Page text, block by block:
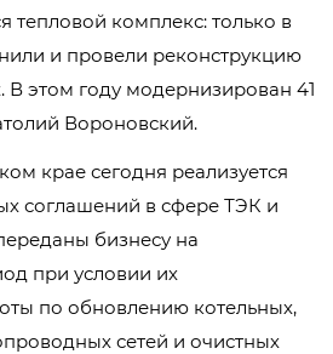
тепловой комплекс: только в
и провели реконструкцию
В этом году модернизирован 41
Вороновский.
крае сегодня реализуется
соглашений в сфере ТЭК и
бизнесу на
при условии их
по обновлению котельных,
сетей и очистных